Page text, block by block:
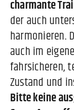
charmante
der auch
harmonieren.
auch im
fahrsicheren,
Zustand und
Bitte keine